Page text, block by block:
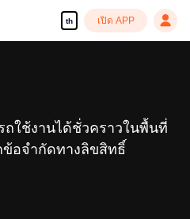
th เปิด APP
ใช้งานได้ชั่วคราวในพื้นที่
อจำกัดทางลิขสิทธิ์